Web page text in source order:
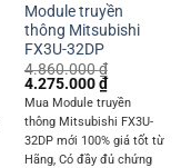
Module truyền
thông Mitsubishi
FX3U-32DP
4.860.000₫
Original
price
was:
4.860.000 ₫.
4.275.000₫Current
price
is:
4.275.000
Mua Module truyền
thông Mitsubishi FX3U-
32DP mới 100% giá tốt từ
Hãng, Có đầy đủ chứng